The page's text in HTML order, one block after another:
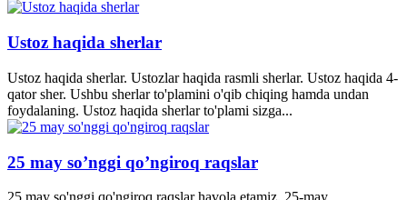
Ustoz haqida sherlar
Ustoz haqida sherlar. Ustozlar haqida rasmli sherlar. Ustoz haqida 4-
qator sher. Ushbu sherlar to'plamini o'qib chiqing hamda undan
foydalaning. Ustoz haqida sherlar to'plami sizga...
25 may so’nggi qo’ngiroq raqslar